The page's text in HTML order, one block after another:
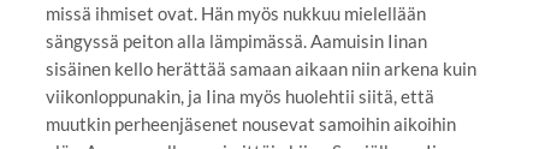
missä ihmiset ovat. Hän myös nukkuu mielellään
sängyssä peiton alla lämpimässä. Aamuisin Iinan
sisäinen kello herättää samaan aikaan niin arkena kuin
viikonloppunakin, ja Iina myös huolehtii siitä, että
muutkin perheenjäsenet nousevat samoihin aikoihin